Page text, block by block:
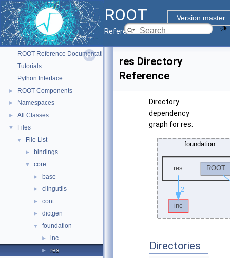
ROOT
Version master
Reference Guide
▼
ROOT
ROOT Reference Documentation
Tutorials
Python Interface
► ROOT Components
► Namespaces
► All Classes
▼ Files
▼ File List
► bindings
▼ core
► base
► clingutils
► cont
► dictgen
▼ foundation
► inc
► res
res Directory
Reference
Directory
dependency
graph for res:
Directories